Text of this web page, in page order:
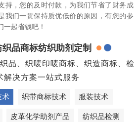
持，您的及时付款，为我们节省了财务成
我们一贯保持质优低价的原因，有您的参
一起省钱吧！
品商标纺织助剂定制
品、织唛印唛商标、织造商标、检
解决方案一站式服务
术 织带商标技术 服装技术
皮革化学助剂产品 纺织品检测